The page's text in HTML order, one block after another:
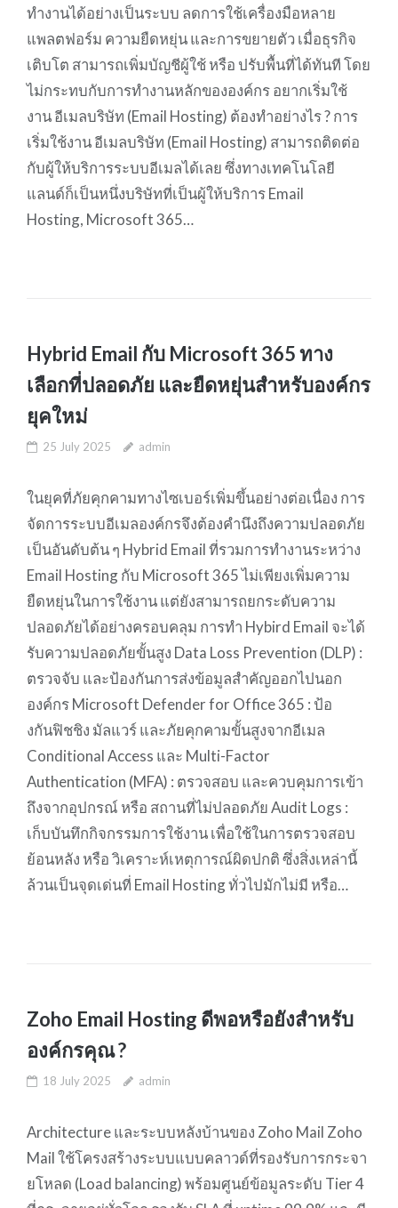
ทำงานได้อย่างเป็นระบบ ลดการใช้เครื่องมือหลาย
แพลตฟอร์ม ความยืดหยุ่น และการขยายตัว เมื่อธุรกิจ
เติบโต สามารถเพิ่มบัญชีผู้ใช้ หรือ ปรับพื้นที่ได้ทันที โดย
ไม่กระทบกับการทำงานหลักขององค์กร อยากเริ่มใช้
งาน อีเมลบริษัท (Email Hosting) ต้องทำอย่างไร ? การ
เริ่มใช้งาน อีเมลบริษัท (Email Hosting) สามารถติดต่อ
กับผู้ให้บริการระบบอีเมลได้เลย ซึ่งทางเทคโนโลยี
แลนด์ก็เป็นหนึ่งบริษัทที่เป็นผู้ให้บริการ Email
Hosting, Microsoft 365…
Hybrid Email กับ Microsoft 365 ทาง
เลือกที่ปลอดภัย และยืดหยุ่นสำหรับองค์กร
ยุคใหม่
25 July 2025 admin
ในยุคที่ภัยคุกคามทางไซเบอร์เพิ่มขึ้นอย่างต่อเนื่อง การ
จัดการระบบอีเมลองค์กรจึงต้องคำนึงถึงความปลอดภัย
เป็นอันดับต้น ๆ Hybrid Email ที่รวมการทำงานระหว่าง
Email Hosting กับ Microsoft 365 ไม่เพียงเพิ่มความ
ยืดหยุ่นในการใช้งาน แต่ยังสามารถยกระดับความ
ปลอดภัยได้อย่างครอบคลุม การทำ Hybird Email จะได้
รับความปลอดภัยขั้นสูง Data Loss Prevention (DLP) :
ตรวจจับ และป้องกันการส่งข้อมูลสำคัญออกไปนอก
องค์กร Microsoft Defender for Office 365 : ป้อ
งกันฟิชชิง มัลแวร์ และภัยคุกคามขั้นสูงจากอีเมล
Conditional Access และ Multi-Factor
Authentication (MFA) : ตรวจสอบ และควบคุมการเข้า
ถึงจากอุปกรณ์ หรือ สถานที่ไม่ปลอดภัย Audit Logs :
เก็บบันทึกกิจกรรมการใช้งาน เพื่อใช้ในการตรวจสอบ
ย้อนหลัง หรือ วิเคราะห์เหตุการณ์ผิดปกติ ซึ่งสิ่งเหล่านี้
ล้วนเป็นจุดเด่นที่ Email Hosting ทั่วไปมักไม่มี หรือ…
Zoho Email Hosting ดีพอหรือยังสำหรับ
องค์กรคุณ ?
18 July 2025 admin
Architecture และระบบหลังบ้านของ Zoho Mail Zoho
Mail ใช้โครงสร้างระบบแบบคลาวด์ที่รองรับการกระจา
ยโหลด (Load balancing) พร้อมศูนย์ข้อมูลระดับ Tier 4